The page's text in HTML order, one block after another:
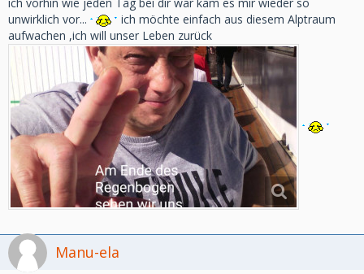
unwirklich vor...
ich möchte einfach aus diesem Alptraum
aufwachen ,ich will unser Leben zurück
Manu-ela